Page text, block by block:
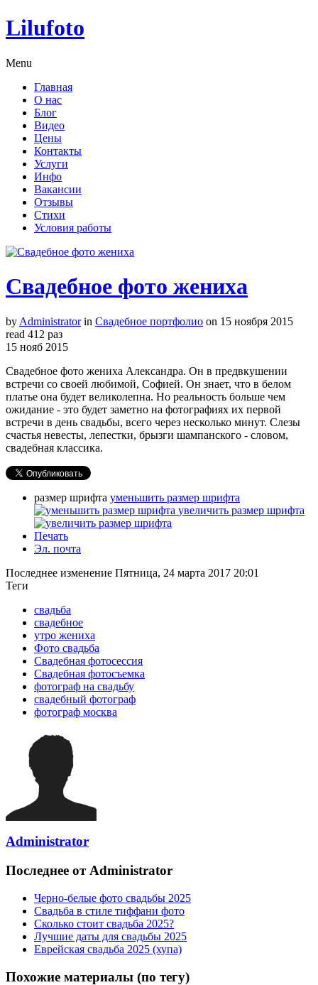
Lilufoto
Menu
Главная
О нас
Блог
Видео
Цены
Контакты
Услуги
Инфо
Вакансии
Отзывы
Стихи
Условия работы
Свадебное фото жениха
by Administrator in Свадебное портфолио on 15 ноября 2015
read 412 раз
15 нояб 2015
Свадебное фото жениха Александра. Он в предвкушении
встречи со своей любимой, Софией. Он знает, что в белом
платье она будет великолепна. Но реальность больше чем
ожидание - это будет заметно на фотографиях их первой
встречи в день свадьбы, всего через несколько минут. Слезы
счастья невесты, лепестки, брызги шампанского - словом,
свадебная классика.
размер шрифта уменьшить размер шрифта
увеличить размер шрифта
Печать
Эл. почта
Последнее изменение Пятница, 24 марта 2017 20:01
Теги
свадьба
свадебное
утро жениха
Фото свадьба
Свадебная фотосессия
Свадебная фотосъемка
фотограф на свадьбу
свадебный фотограф
фотограф москва
Administrator
Последнее от Administrator
Черно-белые фото свадьбы 2025
Свадьба в стиле тиффани фото
Сколько стоит свадьба 2025?
Лучшие даты для свадьбы 2025
Еврейская свадьба 2025 (хупа)
Похожие материалы (по тегу)